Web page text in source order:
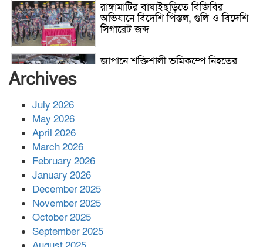
রাঙ্গামাটির বাঘাইছড়িতে বিজিবির
অভিযানে বিদেশি পিস্তল, গুলি ও বিদেশি
সিগারেট জব্দ
জাপানে শক্তিশালী ভূমিকম্পে নিহতের
পর ফোন তারেক রহমানের,গ্যাস সঙ্কট
Archives
July 2026
May 2026
April 2026
March 2026
February 2026
January 2026
December 2025
November 2025
October 2025
September 2025